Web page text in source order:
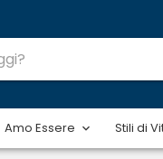
Amo Essere Stili di